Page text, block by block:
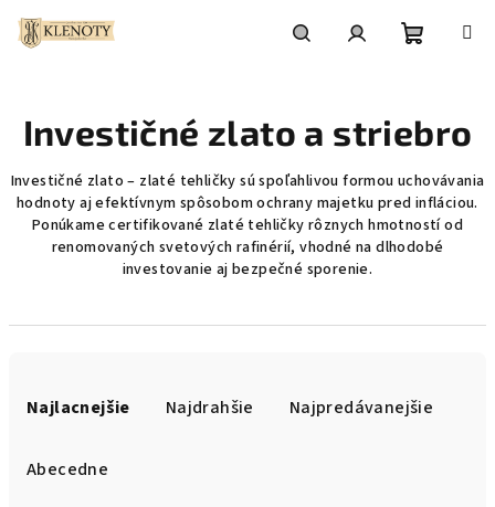
obsah
košík
Investičné zlato a striebro
Investičné zlato – zlaté tehličky sú spoľahlivou formou uchovávania
hodnoty aj efektívnym spôsobom ochrany majetku pred infláciou.
Ponúkame certifikované zlaté tehličky rôznych hmotností od
renomovaných svetových rafinérií, vhodné na dlhodobé
investovanie aj bezpečné sporenie.
Najlacnejšie Najdrahšie Najpredávanejšie
Abecedne